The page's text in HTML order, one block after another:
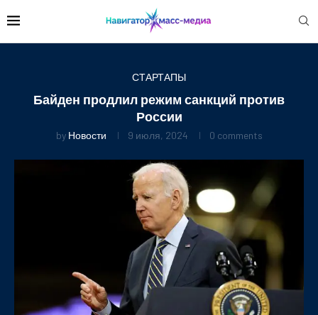
СТАРТАПЫ
Байден продлил режим санкций против
России
by Новости 9 июля, 2024 0 comments